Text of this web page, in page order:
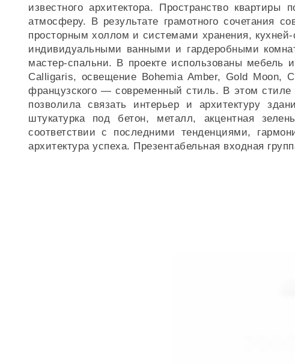
известного архитектора. Пространство
атмосферу. В результате грамотного сочетания
просторным холлом и системами хранения,
индивидуальными ванными и гардеробными
мастер-спальни. В проекте использованы мебель
Calligaris, освещение Bohemia Amber, Gold Moon,
французского — современный стиль. В этом стиле
позволила связать интерьер и архитектуру
штукатурка под бетон, металл, акцентная
соответствии с последними тенденциями,
архитектура успеха. Презентабельная входная